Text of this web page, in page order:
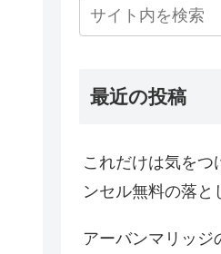
最近の投稿
これだけは気をつ
ンセル無料の落と
アーバンマリッジ